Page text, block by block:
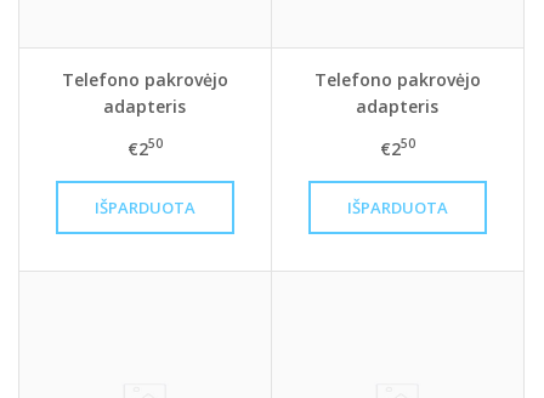
Telefono pakrovėjo
adapteris
€250
Telefono pakrovėjo
adapteris
€250